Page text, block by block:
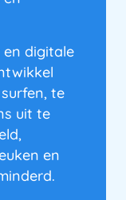
digitale
te
uit te
en